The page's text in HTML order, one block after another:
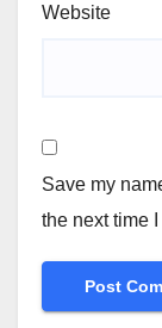
Website
Save my
the next time